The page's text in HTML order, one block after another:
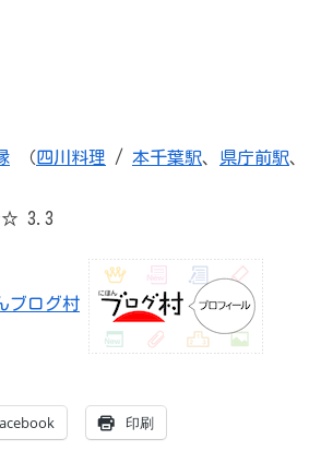
（四川料理 / 本千葉駅、 県庁前駅、
3.3
ブログ村
印刷